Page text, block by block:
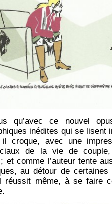
qu’avec ce nouvel
inédites qui se lisent
croque, avec une
de la vie de
et comme l’auteur tente
au détour de certaines
réussit même, à se faire